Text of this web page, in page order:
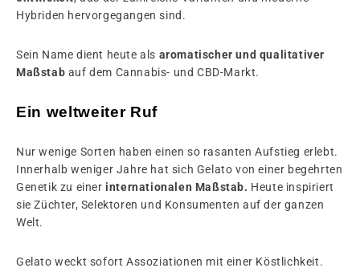
Hybriden hervorgegangen sind.
Sein Name dient heute als aromatischer und qualitativer
Maßstab auf dem Cannabis- und CBD-Markt.
Ein weltweiter Ruf
Nur wenige Sorten haben einen so rasanten Aufstieg erlebt.
Innerhalb weniger Jahre hat sich Gelato von einer begehrten
Genetik zu einerinternationalen Maßstab. Heute inspiriert
sie Züchter, Selektoren und Konsumenten auf der ganzen
Welt.
Gelato weckt sofort Assoziationen mit einer Köstlichkeit.